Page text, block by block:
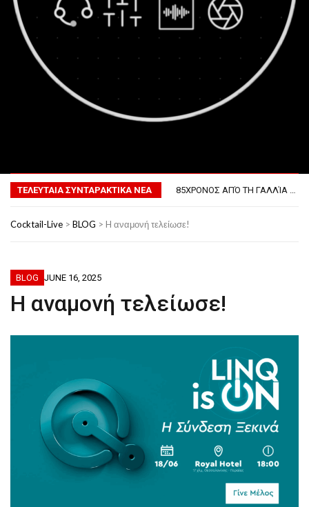
ΤΕΛΕΥΤΑΙΑ ΣΥΝΤΑΡΑΚΤΙΚΑ ΝΕΑ
ΦΟΒΕΡΆ ΔΏΡΑ ΓΙΑ ΤΟ ΕΠΌΜΕΝΟ ΔΕΚΑΉΜΕΡΟ!
85ΧΡΟΝΟΣ ΑΠΌ ΤΗ ΓΑΛΛΊΑ ΛΌΓΩ GPS ΚΑΤΈΛΗΞΕ ΣΤΗΝ… ΚΡΟΑΤΊΑ!
Cocktail-Live > BLOG > H αναμονή τελείωσε!
BLOG JUNE 16, 2025
H αναμονή τελείωσε!